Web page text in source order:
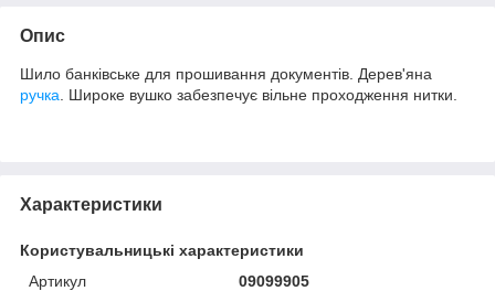
Опис
Шило банківське для прошивання документів. Дерев'яна
ручка . Широке вушко забезпечує вільне проходження нитки.
Характеристики
Користувальницькі характеристики
Артикул
09099905